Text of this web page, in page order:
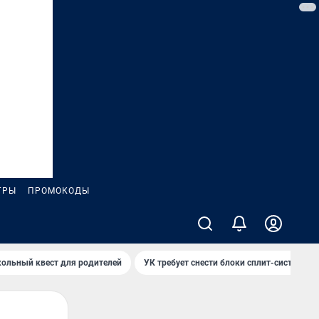
ПРОМОКОДЫ
квест для родителей УК требует снести блоки сплит-систем